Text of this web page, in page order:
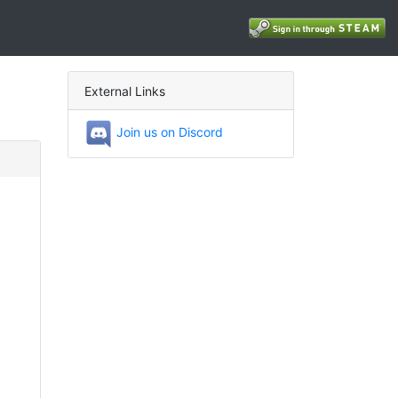
External Links
Join us on Discord